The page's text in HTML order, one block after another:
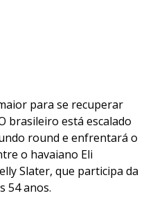
para se recuperar
brasileiro está escalado
round e enfrentará o
o havaiano Eli
Slater, que participa da
54 anos.